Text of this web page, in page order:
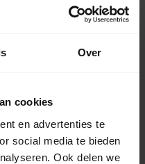
Over
cookies
en advertenties te
social media te bieden
Ook delen we
Rückgaberecht
Uhr per Chat, Telefon oder